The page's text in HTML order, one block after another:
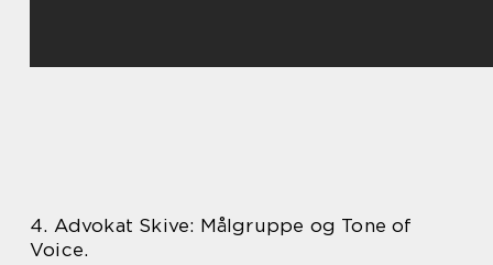
4. Advokat Skive: Målgruppe og Tone of
Voice.